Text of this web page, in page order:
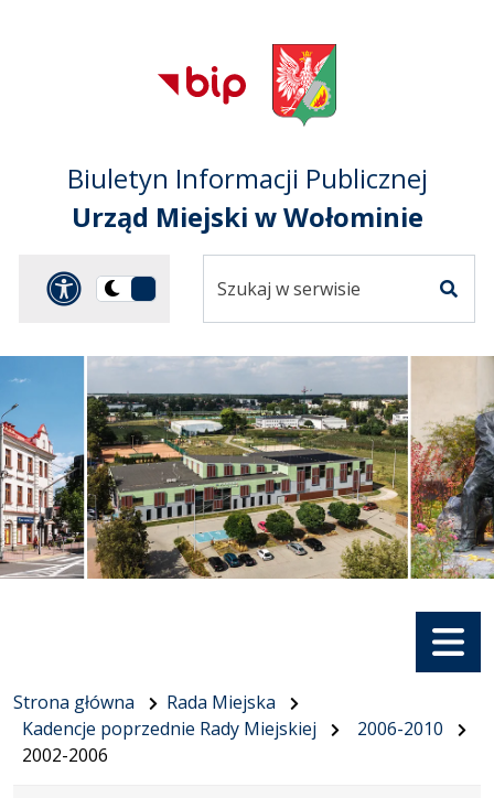
Przejdź do
głównego menu
Przejdź do treści
Przejdź do mapy
serwisu
Biuletyn Informacji Publicznej
Urząd Miejski w Wołominie
Panel dostosowania
Przełącz
ciemną
serwisie
Menu
Strona główna
Rada Miejska
Kadencje poprzednie Rady Miejskiej
2006-2010
2002-2006